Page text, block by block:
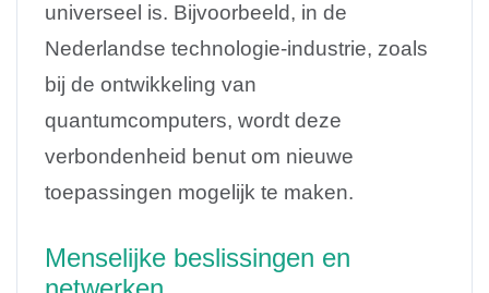
universeel is. Bijvoorbeeld, in de
Nederlandse technologie-industrie, zoals
bij de ontwikkeling van
quantumcomputers, wordt deze
verbondenheid benut om nieuwe
toepassingen mogelijk te maken.
Menselijke beslissingen en